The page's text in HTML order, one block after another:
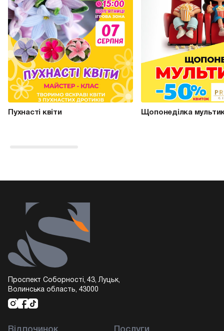
Пухнасті квіти Щопонеділка
Проспект Соборності, 43, Луцьк,
Волинська область, 43000